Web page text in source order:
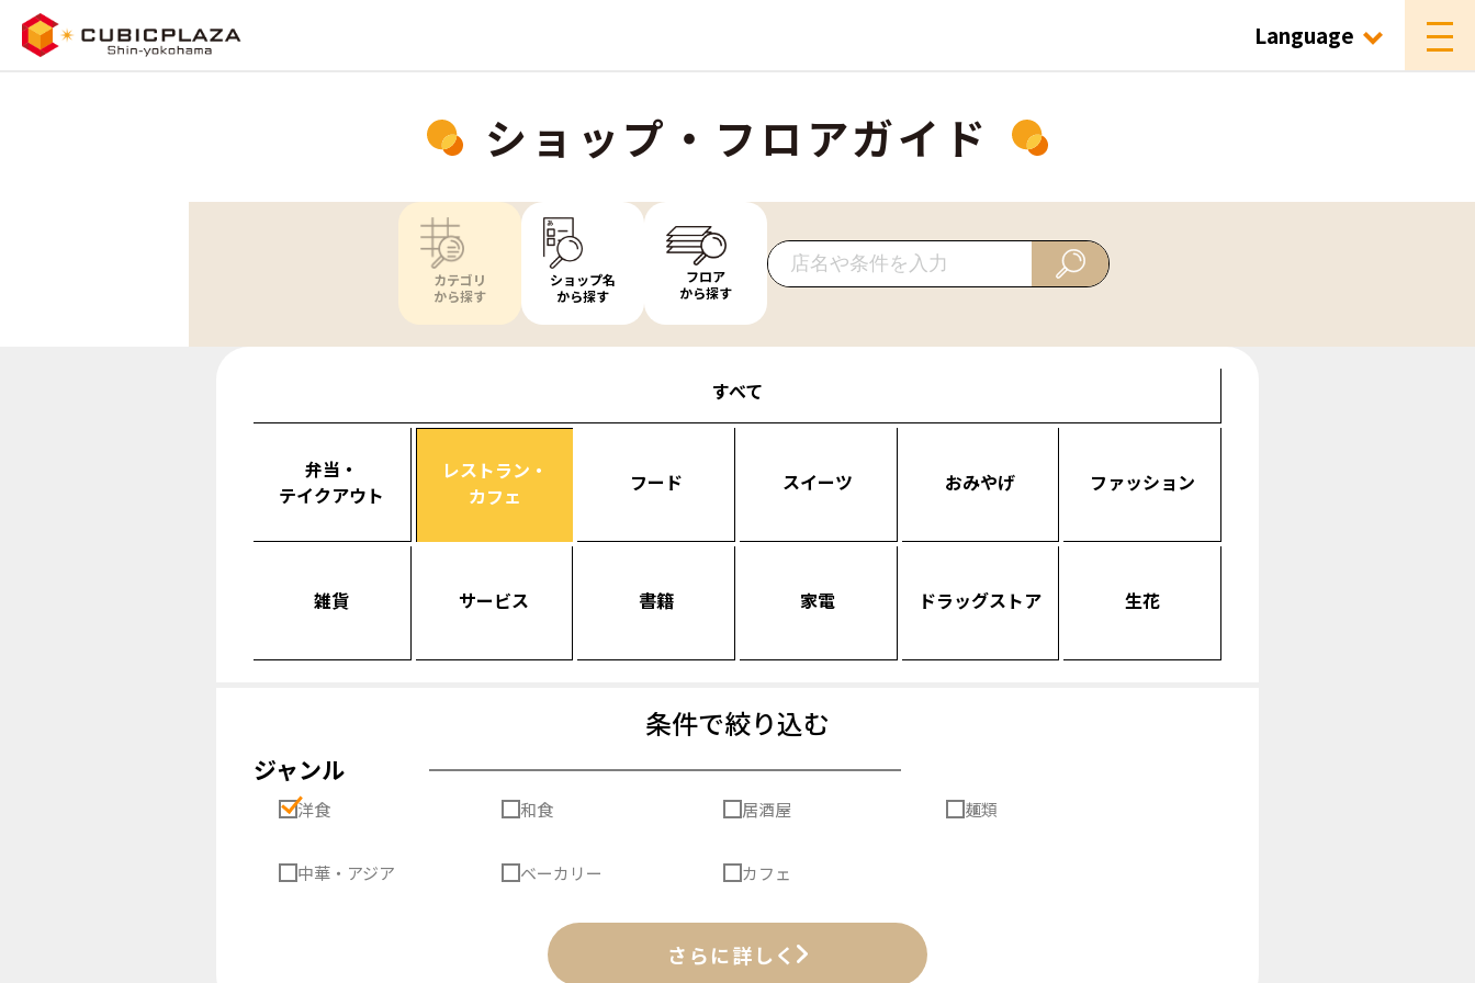
Language
ショップ・フロアガイド
カテゴリ
から探す
ショップ名
から探す
フロア
から探す
すべて
弁当・
テイクアウト
レストラン・
カフェ
フード スイーツ おみやげ ファッション
雑貨 サービス 書籍 家電 ドラッグストア 生花
条件で絞り込む
ジャンル
洋食 和食 居酒屋 麺類
中華・アジア ベーカリー カフェ
さらに詳しく